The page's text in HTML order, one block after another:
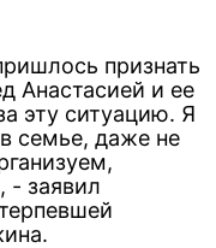
признать
Анастасией и ее
эту ситуацию. Я
в семье, даже не
- заявил